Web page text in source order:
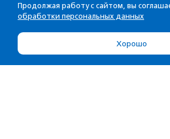
Продолжая работу с сайтом, вы
обработки персональных данных
Хорошо